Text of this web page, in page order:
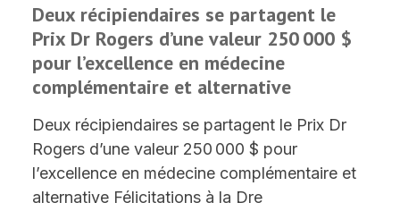
Deux récipiendaires se partagent le
Prix Dr Rogers d’une valeur 250 000 $
pour l’excellence en médecine
complémentaire et alternative
Deux récipiendaires se partagent le Prix Dr
Rogers d’une valeur 250 000 $ pour
l’excellence en médecine complémentaire et
alternative Félicitations à la Dre